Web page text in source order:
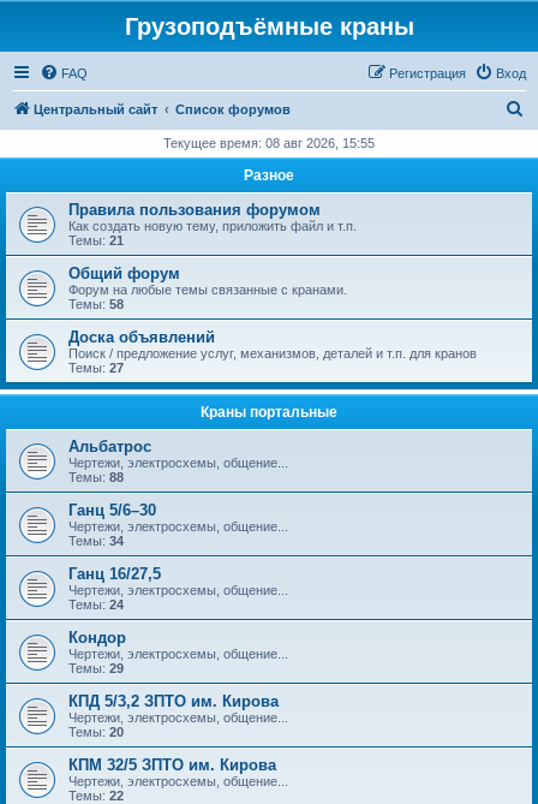
Грузоподъёмные краны
FAQ Вход
Регистрация
Центральный сайт Список форумов
с
Текущее время: 08 авг 2026, 15:55
Разное
Правила пользования форумом
Как создать новую тему, приложить файл и т.п.
Темы: 21
Общий форум
Форум на любые темы связанные с кранами.
Темы: 58
Доска объявлений
Поиск / предложение услуг, механизмов, деталей и т.п. для кранов
Темы: 27
Краны портальные
Альбатрос
Чертежи, электросхемы, общение...
Темы: 88
Ганц 5/6–30
Чертежи, электросхемы, общение...
Темы: 34
Ганц 16/27,5
Чертежи, электросхемы, общение...
Темы: 24
Кондор
Чертежи, электросхемы, общение...
Темы: 29
КПД 5/3,2 ЗПТО им. Кирова
Чертежи, электросхемы, общение...
Темы: 20
КПМ 32/5 ЗПТО им. Кирова
Чертежи, электросхемы, общение...
Темы: 22